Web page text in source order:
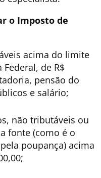
o Imposto de
acima do limite
de R$
pensão do
e salário;
não tributáveis ou
fonte (como é o
poupança) acima